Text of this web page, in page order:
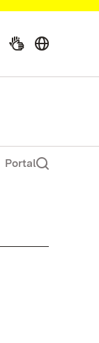
Portal